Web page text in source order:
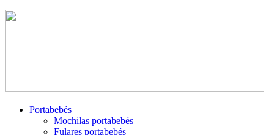
Portabebés
Mochilas portabebés
Fulares portabebés